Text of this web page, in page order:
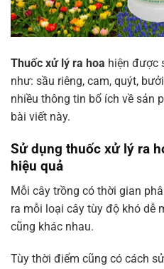
Thuốc xử lý ra hoa hiện được
như: sầu riêng, cam, quýt,
nhiều thông tin bổ ích về sản
bài viết này.
Sử dụng thuốc xử lý ra
hiệu quả
Mỗi cây trồng có thời gian
ra mỗi loại cây tùy độ khó dễ
cũng khác nhau.
Tùy thời điểm cũng có cách